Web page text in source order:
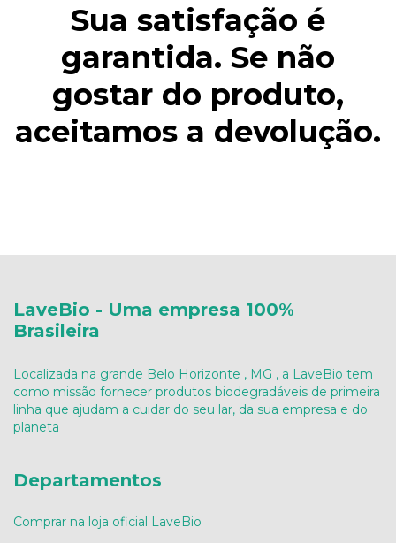
Sua satisfação é
garantida. Se não
gostar do produto,
aceitamos a devolução.
LaveBio - Uma empresa 100%
Brasileira
Localizada na grande Belo Horizonte , MG , a LaveBio tem
como missão fornecer produtos biodegradáveis de primeira
linha que ajudam a cuidar do seu lar, da sua empresa e do
planeta
Departamentos
Comprar na loja oficial LaveBio